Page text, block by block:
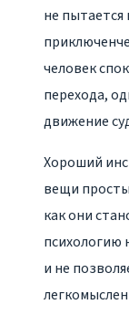
не пытается
человек
перехода,
движение
Хороший
вещи
как они
психологию
и не